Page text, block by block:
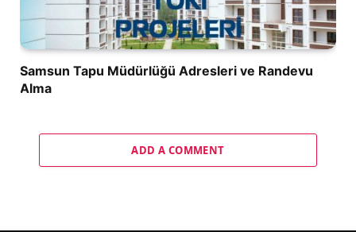
Samsun Tapu Müdürlüğü Adresleri ve Randevu
Alma
ADD A COMMENT